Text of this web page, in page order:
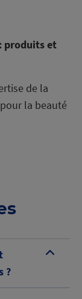
produits et
de la
la beauté
B
?